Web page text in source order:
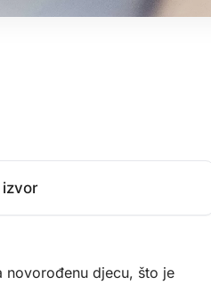
izvor
novorođenu djecu, što je